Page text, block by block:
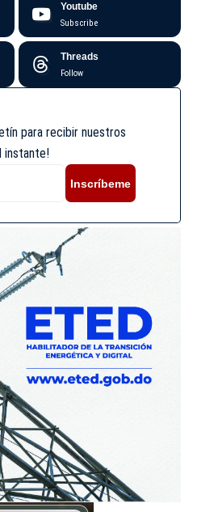
Youtube
Subscribe
Threads
Follow
para recibir nuestros
instante!
Inscríbeme